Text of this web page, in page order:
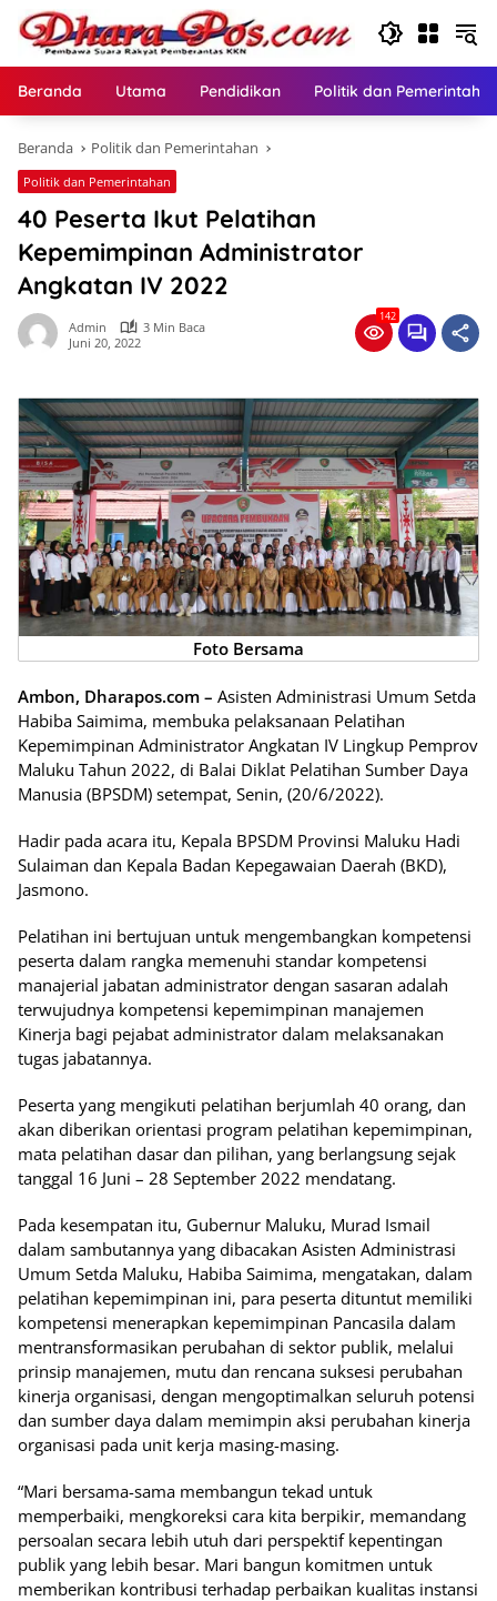
Langsung
konten
Beranda Utama Pendidikan Politik dan
Beranda Politik dan Pemerintahan
Politik dan Pemerintahan
40 Peserta Ikut Pelatihan
Kepemimpinan Administrator
Angkatan IV 2022
Admin
3 Min Baca
Juni 20, 2022
142
Foto Bersama
Ambon, Dharapos.com – Asisten Administrasi Umum Setda
Habiba Saimima, membuka pelaksanaan Pelatihan
Kepemimpinan Administrator Angkatan IV Lingkup Pemprov
Maluku Tahun 2022, di Balai Diklat Pelatihan Sumber Daya
Manusia (BPSDM) setempat, Senin, (20/6/2022).
Hadir pada acara itu, Kepala BPSDM Provinsi Maluku Hadi
Sulaiman dan Kepala Badan Kepegawaian Daerah (BKD),
Jasmono.
Pelatihan ini bertujuan untuk mengembangkan kompetensi
peserta dalam rangka memenuhi standar kompetensi
manajerial jabatan administrator dengan sasaran adalah
terwujudnya kompetensi kepemimpinan manajemen
Kinerja bagi pejabat administrator dalam melaksanakan
tugas jabatannya.
Peserta yang mengikuti pelatihan berjumlah 40 orang, dan
akan diberikan orientasi program pelatihan kepemimpinan,
mata pelatihan dasar dan pilihan, yang berlangsung sejak
tanggal 16 Juni – 28 September 2022 mendatang.
Pada kesempatan itu, Gubernur Maluku, Murad Ismail
dalam sambutannya yang dibacakan Asisten Administrasi
Umum Setda Maluku, Habiba Saimima, mengatakan, dalam
pelatihan kepemimpinan ini, para peserta dituntut memiliki
kompetensi menerapkan kepemimpinan Pancasila dalam
mentransformasikan perubahan di sektor publik, melalui
prinsip manajemen, mutu dan rencana suksesi perubahan
kinerja organisasi, dengan mengoptimalkan seluruh potensi
dan sumber daya dalam memimpin aksi perubahan kinerja
organisasi pada unit kerja masing-masing.
“Mari bersama-sama membangun tekad untuk
memperbaiki, mengkoreksi cara kita berpikir, memandang
persoalan secara lebih utuh dari perspektif kepentingan
publik yang lebih besar. Mari bangun komitmen untuk
memberikan kontribusi terhadap perbaikan kualitas instansi